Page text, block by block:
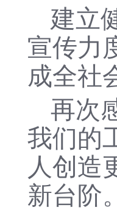
建立
宣传力
成全社
再次
我们的
人创造
新台阶。